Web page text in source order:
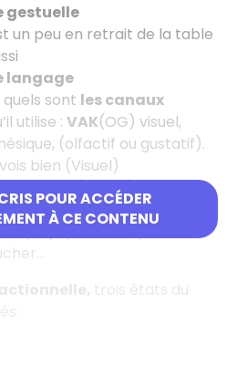
POUR ACCÉDER
À CE CONTENU
gestuelle
un peu en retrait de la table
langage
sont les canaux
utilise : VAK(OG) visuel,
(olfactif ou gustatif).
bien (Visuel)
vous …. (Auditif)
relatif au toucher, au